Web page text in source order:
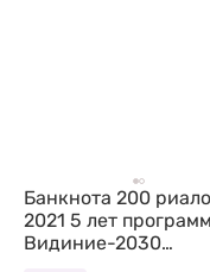
Банкнота 200
2021 5 лет
Видиние-2030